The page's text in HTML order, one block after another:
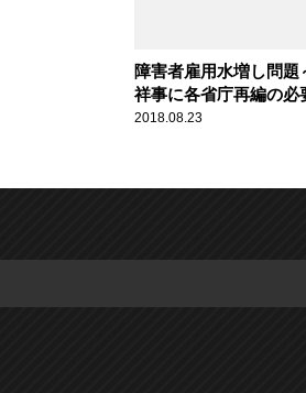
障害者雇用水増し問題
祥事に各省庁再編の必
2018.08.23